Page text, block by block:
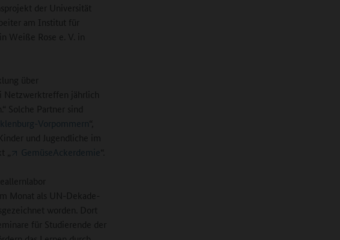
der Universität
am Institut für
Weiße Rose e. V. in
über
Netzwerktreffen jährlich
Solche Partner sind
Vorpommern“,
und Jugendliche im
GemüseAckerdemie“.
Monat als UN-Dekade-
worden. Dort
für Studierende der